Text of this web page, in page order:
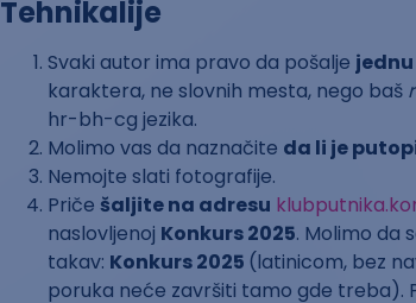
Tehnikalije
Svaki autor ima pravo da pošalje
karaktera, ne slovnih mesta, nego baš
hr-bh-cg jezika.
Molimo vas da naznačite da li je
Nemojte slati fotografije.
Priče šaljite na adresu
naslovljenoj Konkurs 2025. Molimo da
takav: Konkurs 2025 (latinicom, bez
poruka neće završiti tamo gde treba).